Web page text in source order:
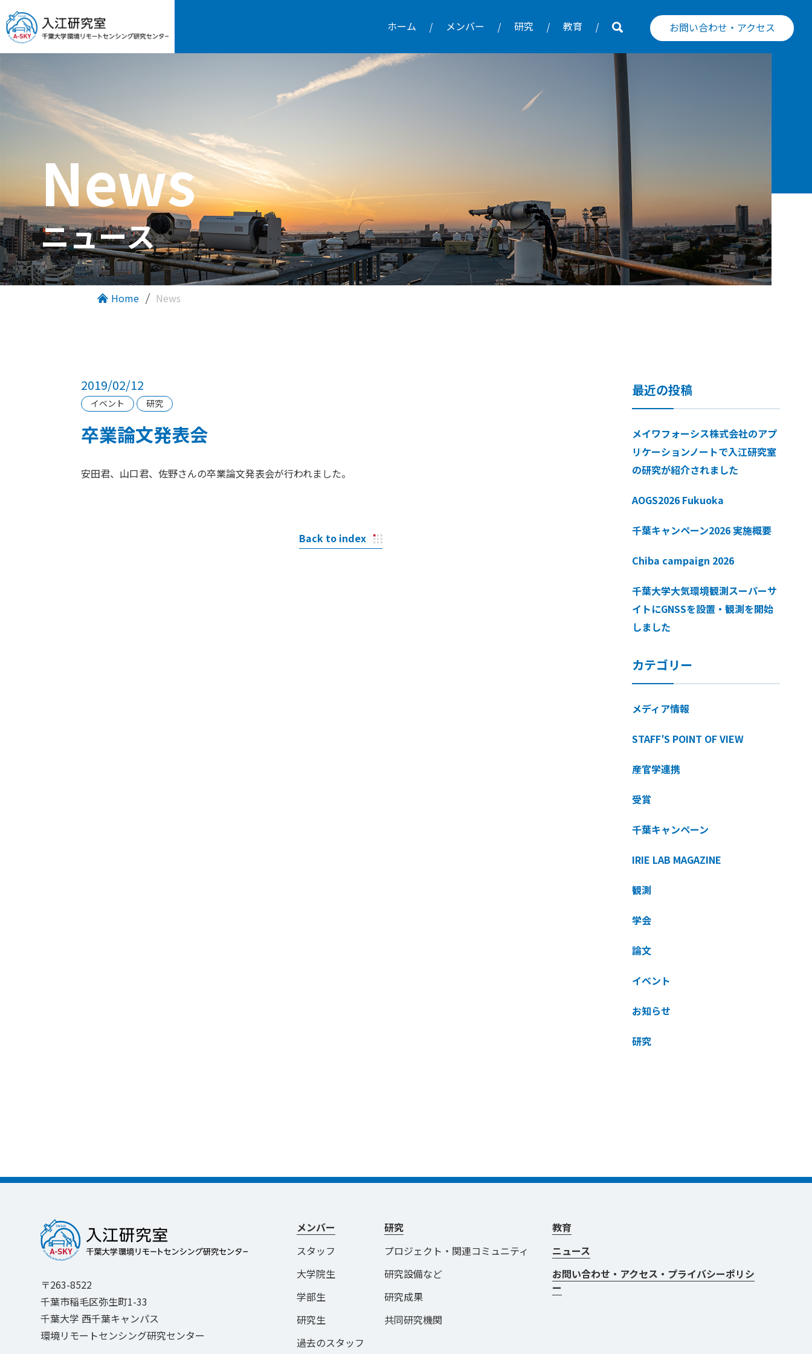
ホーム メンバー 研究 教育 お問い合わせ・アクセス
News
ニュース
Home News
2019/02/12
イベント 研究
卒業論文発表会
安田君、山口君、佐野さんの卒業論文発表会が行われました。
Back to index
最近の投稿
メイワフォーシス株式会社のアプ
リケーションノートで入江研究室
の研究が紹介されました
AOGS2026 Fukuoka
千葉キャンペーン2026 実施概要
Chiba campaign 2026
千葉大学大気環境観測スーパーサ
イトにGNSSを設置・観測を開始
しました
カテゴリー
メディア情報
STAFF′S POINT OF VIEW
産官学連携
受賞
千葉キャンペーン
IRIE LAB MAGAZINE
観測
学会
論文
イベント
お知らせ
研究
〒263-8522
千葉市稲毛区弥生町1-33
千葉大学 西千葉キャンパス
環境リモートセンシング研究センター
メンバー
スタッフ
大学院生
学部生
研究生
過去のスタッフ
研究
プロジェクト・関連コミュニティ
研究設備など
研究成果
共同研究機関
教育
ニュース
お問い合わせ・アクセス・プライバシーポリシ
ー